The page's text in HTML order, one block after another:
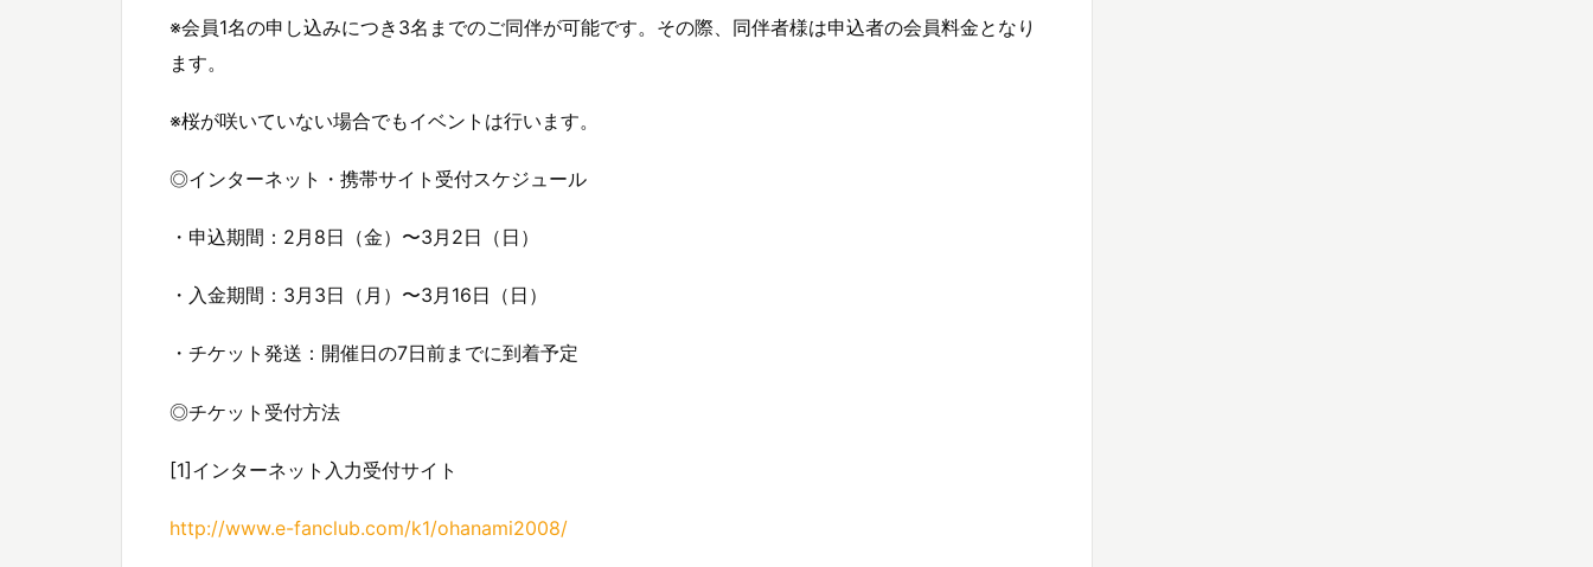
※会員1名の申し込みにつき3名までのご同伴が可能です。その際、同伴者様は申込者の会員料金となり
ます。
※桜が咲いていない場合でもイベントは行います。
◎インターネット・携帯サイト受付スケジュール
・申込期間：2月8日（金）〜3月2日（日）
・入金期間：3月3日（月）〜3月16日（日）
・チケット発送：開催日の7日前までに到着予定
◎チケット受付方法
[1]インターネット入力受付サイト
http://www.e-fanclub.com/k1/ohanami2008/